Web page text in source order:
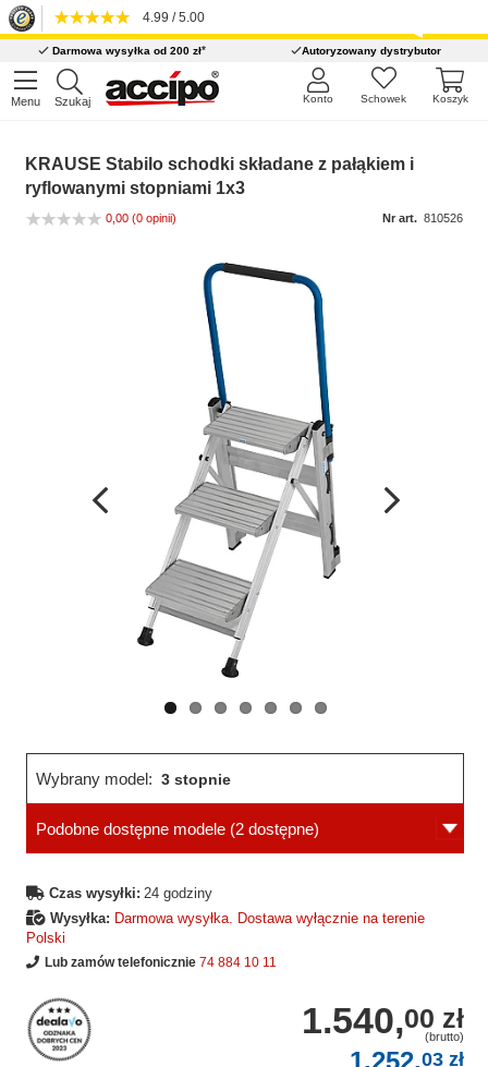
4.99 / 5.00
Darmowa wysyłka od 200 zł* Autoryzowany dystrybutor
Menu Szukaj Koszyk
Schowek
Konto
KRAUSE Stabilo schodki składane z pałąkiem i
ryflowanymi stopniami 1x3
0,00 (0 opinii) Nr art. 810526
Wcześniejsza
Wybrany model: 3 stopnie
Podobne dostępne modele (2 dostępne)
Czas wysyłki: 24 godziny
Wysyłka: Darmowa wysyłka. Dostawa wyłącznie na terenie
Polski
Lub zamów telefonicznie 74 884 10 11
1.540,00 zł
(brutto)
03 zł